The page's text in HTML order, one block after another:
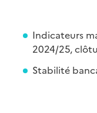
Indicateurs
2024/25,
Stabilité